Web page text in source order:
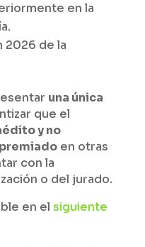
en la
2026 de la
una única
que el
y no
en otras
con la
o del jurado.
en el siguiente